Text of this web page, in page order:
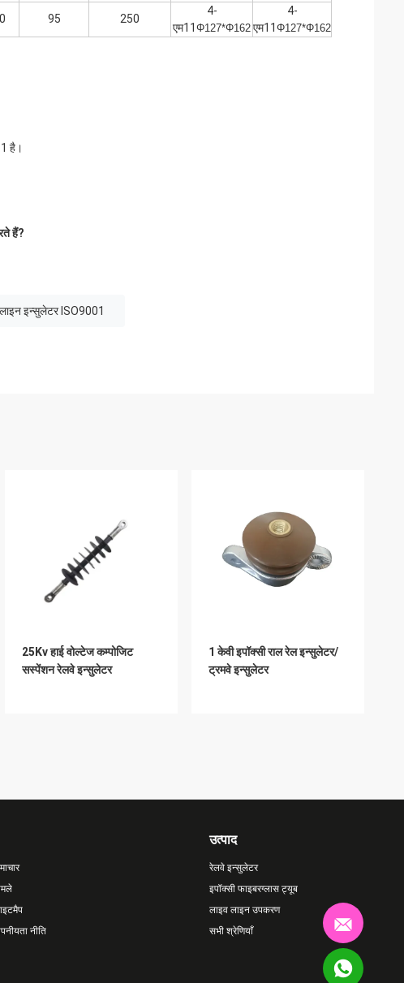
95 250
4-
एम11 Φ127*Φ162
4-
एम11 Φ127*Φ162
है।
हैं?
इन्सुलेटर ISO9001
25Kv हाई वोल्टेज कम्पोजिट
सस्पेंशन रेलवे इन्सुलेटर
1 केवी इपॉक्सी राल रेल इन्सुलेटर/
ट्रमवे इन्सुलेटर
इन्सुलेटर सस्पेंशन इन्सुलेटर मेट्रो
नीति
उत्पाद
रेलवे इन्सुलेटर
इपॉक्सी फाइबरग्लास ट्यूब
लाइव लाइन उपकरण
सभी श्रेणियाँ